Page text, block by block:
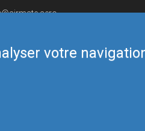
votre